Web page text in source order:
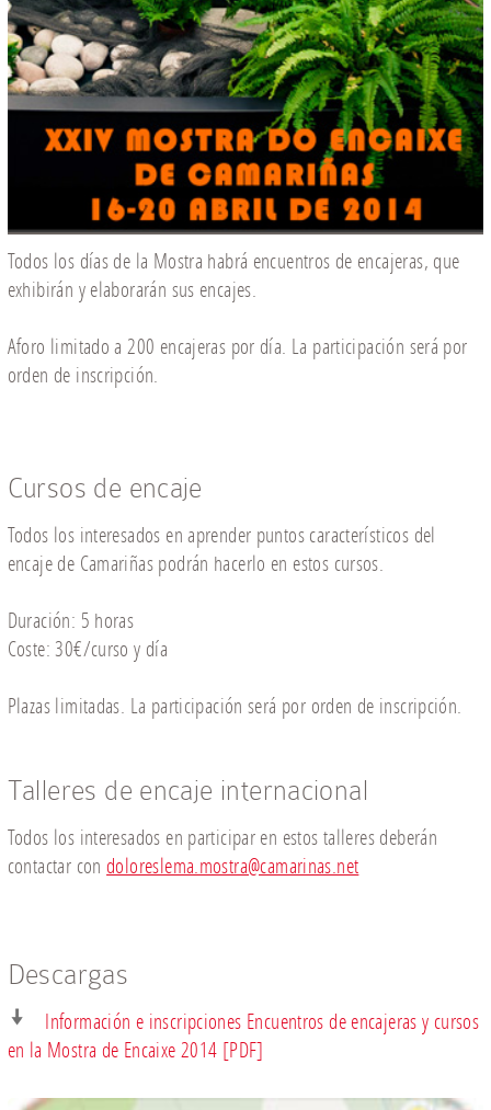
Todos los días de la Mostra habrá encuentros de encajeras, que
exhibirán y elaborarán sus encajes.
Aforo limitado a 200 encajeras por día. La participación será por
orden de inscripción.
Cursos de encaje
Todos los interesados en aprender puntos característicos del
encaje de Camariñas podrán hacerlo en estos cursos.
Duración: 5 horas
Coste: 30€/curso y día
Plazas limitadas. La participación será por orden de inscripción.
Talleres de encaje internacional
Todos los interesados en participar en estos talleres deberán
contactar condoloreslema.mostra@camarinas.net
Descargas
Información e inscripciones Encuentros de encajeras y cursos
en la Mostra de Encaixe 2014 [PDF]